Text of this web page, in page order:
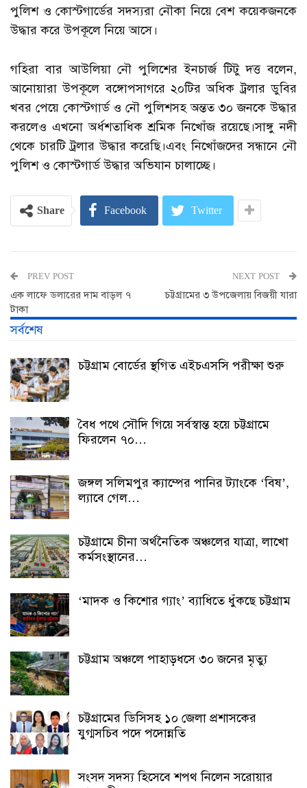
পুলিশ ও কোস্টগার্ডের সদস্যরা নৌকা নিয়ে বেশ কয়েকজনকে
উদ্ধার করে উপকূলে নিয়ে আসে।
গহিরা বার আউলিয়া নৌ পুলিশের ইনচার্জ টিটু দত্ত বলেন,
আনোয়ারা উপকূলে বঙ্গোপসাগরে ২০টির অধিক ট্রলার ডুবির
খবর পেয়ে কোস্টগার্ড ও নৌ পুলিশসহ অন্তত ৩০ জনকে উদ্ধার
করলেও এখনো অর্ধশতাধিক শ্রমিক নিখোঁজ রয়েছে।সাঙ্গু নদী
থেকে চারটি ট্রলার উদ্ধার করেছি।এবং নিখোঁজদের সন্ধানে নৌ
পুলিশ ও কোস্টগার্ড উদ্ধার অভিযান চালাচ্ছে।
Share Facebook Twitter
PREV POST
এক লাফে ডলারের দাম বাড়ল ৭
টাকা
NEXT POST
চট্টগ্রামের ৩ উপজেলায় বিজয়ী যারা
সর্বশেষ
চট্টগ্রাম বোর্ডের স্থগিত এইচএসসি পরীক্ষা শুরু
বৈধ পথে সৌদি গিয়ে সর্বস্বান্ত হয়ে চট্টগ্রামে
ফিরলেন ৭০…
জঙ্গল সলিমপুর ক্যাম্পের পানির ট্যাংকে ‘বিষ’,
ল্যাবে গেল…
চট্টগ্রামে চীনা অর্থনৈতিক অঞ্চলের যাত্রা, লাখো
কর্মসংস্থানের…
‘মাদক ও কিশোর গ্যাং’ ব্যাধিতে ধুঁকছে চট্টগ্রাম
চট্টগ্রাম অঞ্চলে পাহাড়ধসে ৩০ জনের মৃত্যু
চট্টগ্রামের ডিসিসহ ১০ জেলা প্রশাসকের
যুগ্মসচিব পদে পদোন্নতি
সংসদ সদস্য হিসেবে শপথ নিলেন সরোয়ার